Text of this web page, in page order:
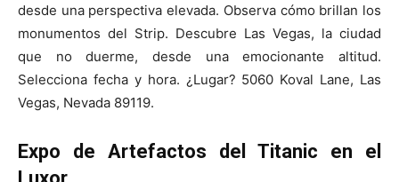
desde una perspectiva elevada. Observa cómo brillan los
monumentos del Strip. Descubre Las Vegas, la ciudad
que no duerme, desde una emocionante altitud.
Selecciona fecha y hora. ¿Lugar? 5060 Koval Lane, Las
Vegas, Nevada 89119.
Expo de Artefactos
del Titanic en el